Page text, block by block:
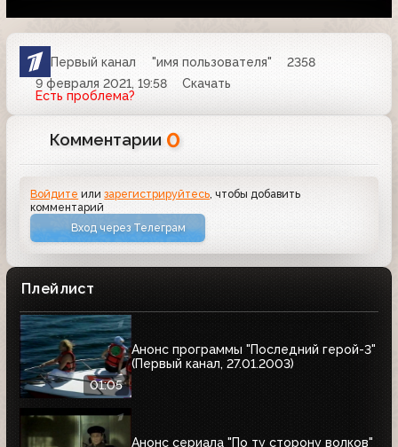
Первый канал "имя пользователя"
2358
9 февраля 2021, 19:58
Скачать
Есть проблема?
Комментарии 0
Войдите илизарегистрируйтесь, чтобы добавить
комментарий
Вход через Телеграм
Плейлист
01:05
Анонс программы "Последний герой-3"
(Первый канал, 27.01.2003)
Анонс сериала "По ту сторону волков"